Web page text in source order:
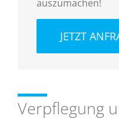
auszumachen!
JETZT
Verpflegung